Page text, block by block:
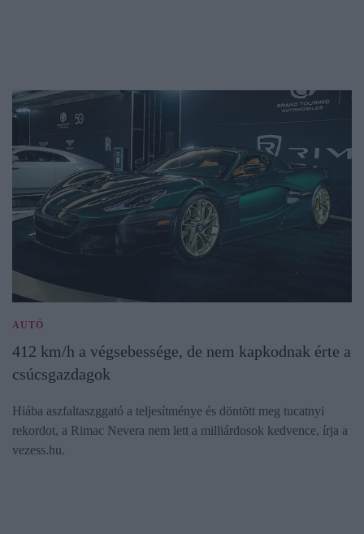
AUTÓ
412 km/h a végsebessége, de nem kapkodnak érte a
csúcsgazdagok
Hiába aszfaltaszggató a teljesítménye és döntött meg tucatnyi
rekordot, a Rimac Nevera nem lett a milliárdosok kedvence, írja a
vezess.hu.